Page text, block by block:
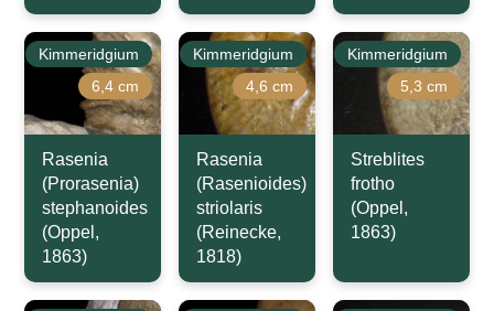
Kimmeridgium
6,4 cm
Rasenia
(Prorasenia)
stephanoides
(Oppel,
1863)
Kimmeridgium
4,6 cm
Rasenia
(Rasenioides)
striolaris
(Reinecke,
1818)
Kimmeridgium
5,3 cm
Streblites
frotho
(Oppel,
1863)